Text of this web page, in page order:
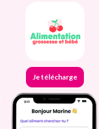
Je télécharge